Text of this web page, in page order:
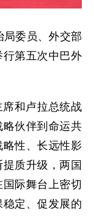
局委员、外交部
第五次中巴外
和卢拉总统战
伙伴到命运共
性、长远性影
质升级，两国
际舞台上密切
定、促发展的